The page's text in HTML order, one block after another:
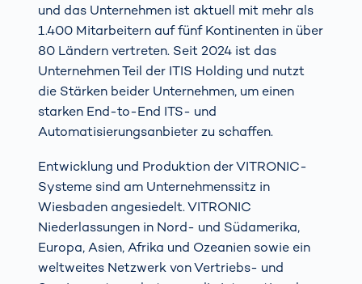
und das Unternehmen ist aktuell mit mehr als
1.400 Mitarbeitern auf fünf Kontinenten in über
80 Ländern vertreten. Seit 2024 ist das
Unternehmen Teil der ITIS Holding und nutzt
die Stärken beider Unternehmen, um einen
starken End-to-End ITS- und
Automatisierungsanbieter zu schaffen.
Entwicklung und Produktion der VITRONIC-
Systeme sind am Unternehmenssitz in
Wiesbaden angesiedelt. VITRONIC
Niederlassungen in Nord- und Südamerika,
Europa, Asien, Afrika und Ozeanien sowie ein
weltweites Netzwerk von Vertriebs- und